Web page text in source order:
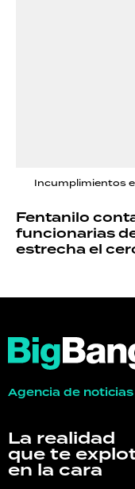
Incumplimientos
Fentanilo
funcionarias
estrecha el
Agencia de
La realidad
que te
en la cara